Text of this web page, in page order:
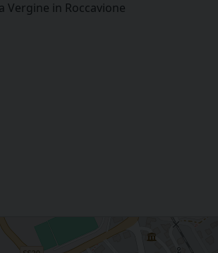
Vergine in Roccavione